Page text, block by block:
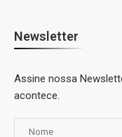
Newsletter
Assine nossa
acontece.